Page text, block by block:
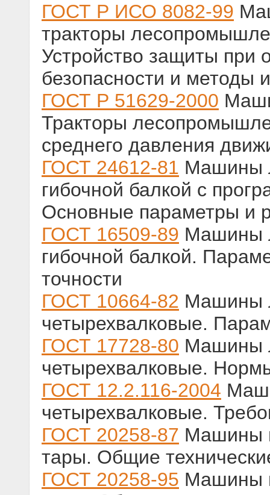
ГОСТ Р ИСО 8082-99
тракторы
Устройство защиты при
безопасности и методы
ГОСТ Р 51629-2000
Тракторы
среднего давления
ГОСТ 24612-81 Машины
гибочной балкой с
Основные параметры и
ГОСТ 16509-89 Машины
гибочной балкой.
точности
ГОСТ 10664-82 Машины
четырехвалковые.
ГОСТ 17728-80 Машины
четырехвалковые.
ГОСТ 12.2.116-2004
четырехвалковые.
ГОСТ 20258-87 Машины
тары. Общие
ГОСТ 20258-95 Машины